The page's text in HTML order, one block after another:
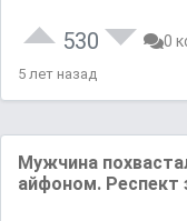
530 0
5 лет назад
Мужчина
айфоном. Респект